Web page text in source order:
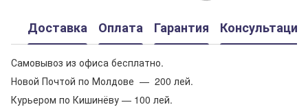
Доставка Оплата Гарантия Консультация
Самовывоз из офиса бесплатно.
Новой Почтой по Молдове — 200 лей.
Курьером по Кишинёву — 100 лей.